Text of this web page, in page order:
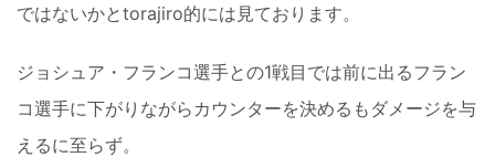
ではないかとtorajiro的には見ております。
ジョシュア・フランコ選手との1戦目では前に出るフラン
コ選手に下がりながらカウンターを決めるもダメージを与
えるに至らず。